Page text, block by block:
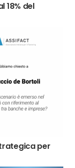
18% del
per